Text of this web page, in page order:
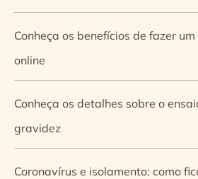
Conheça os benefícios de fazer
online
Conheça os detalhes sobre o
gravidez
Coronavírus e isolamento: como